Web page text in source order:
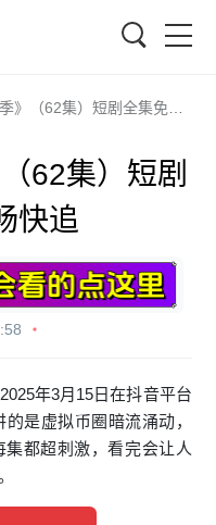
（62集）短剧全集免费畅快追
62集）短剧
快追
年3月15日在抖音平台
是虚拟币圈暗流涌动，
都超刺激，看完会让人